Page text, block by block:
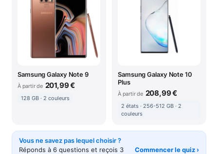
Samsung Galaxy Note 9
À partir de 201,99 €
128 GB · 2 couleurs
Samsung Galaxy Note 10
Plus
À partir de 208,99 €
2 états · 256-512 GB · 2
couleurs
Vous ne savez pas lequel choisir ?
Réponds à 6 questions et reçois 3
Commencer le quiz ›